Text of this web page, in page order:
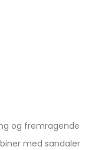
og fremragende
med sandaler